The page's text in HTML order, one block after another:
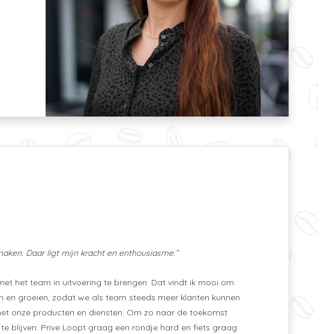
Daar ligt mijn kracht en enthousiasme.”
het team in uitvoering te brengen. Dat vindt ik mooi om
en groeien, zodat we als team steeds meer klanten kunnen
onze producten en diensten. Om zo naar de toekomst
blijven. Prive Loopt graag een rondje hard en fiets graag